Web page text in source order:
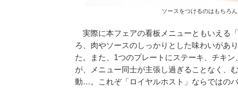
ソースをつけるのはもちろ
実際に本フェアの看板メニューともいえる
ろ、肉やソースのしっかりとした味わいがあ
た。また、1つのプレートにステーキ、チキ
が、メニュー同士が主張し過ぎることなく、
動…。これぞ「ロイヤルホスト」ならではの